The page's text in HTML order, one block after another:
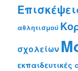
αθλητισμού
σχολείων
εκπαιδευτικές